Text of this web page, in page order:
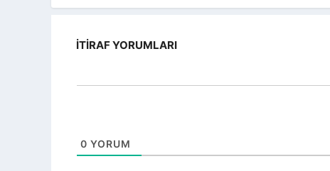
İTIRAF YORUMLARI
0 YORUM